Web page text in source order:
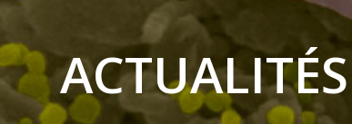
ACTUALITÉS